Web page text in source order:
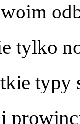
tylko
typy